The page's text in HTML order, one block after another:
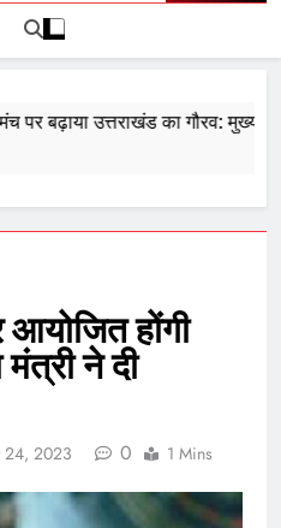
बढ़ाया उत्तराखंड का गौरव: मुख्यमंत्री
होंगी
मंत्री ने दी
24, 2023 0 1 Mins